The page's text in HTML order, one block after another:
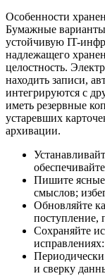
Особенности
Бумажные варианты
устойчивую IT-
надлежащего
целостность.
находить записи,
интегрируются с
иметь резервные
устаревших
архивации.
Пишите ясные
смыслов;
Обновляйте
поступление,
Сохраняйте
и сверку